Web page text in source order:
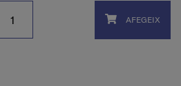
AFEGEIX